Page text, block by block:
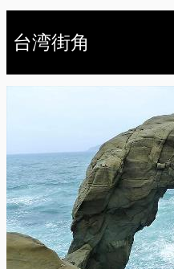
台湾街角